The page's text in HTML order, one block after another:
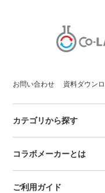
お問い合わせ 資料ダウン
カテゴリから探す
コラボメーカーとは
ご利用ガイド